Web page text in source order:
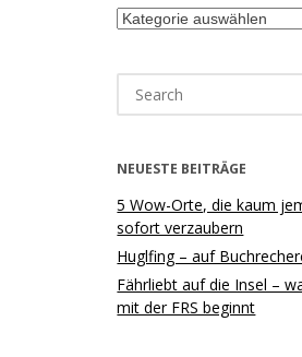
Kategorien
for:
NEUESTE BEITRÄGE
5 Wow-Orte, die kaum
sofort verzaubern
Huglfing – auf
Fährliebt auf die Insel –
mit der FRS beginnt